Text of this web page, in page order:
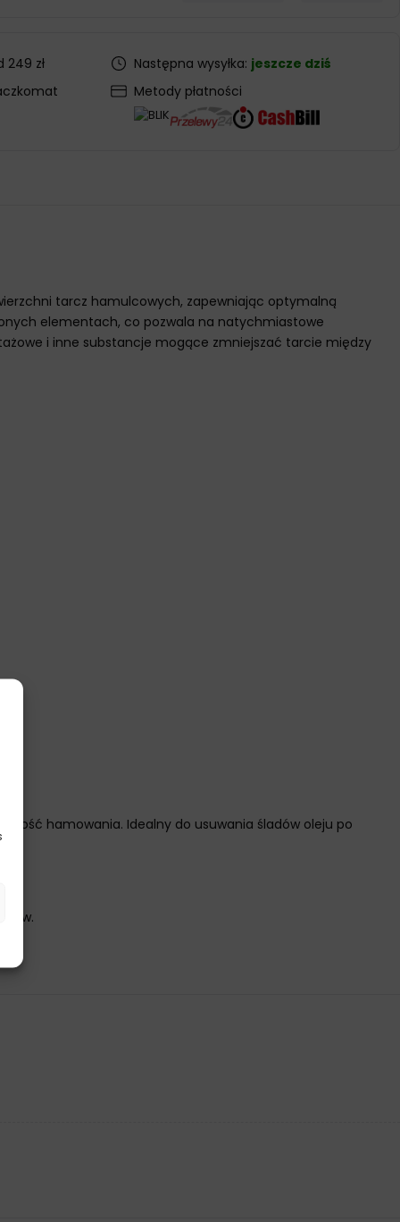
zł
Następna wysyłka: jeszcze dziś
Metody płatności
tarcz hamulcowych, zapewniając optymalną
elementach, co pozwala na natychmiastowe
i inne substancje mogące zmniejszać tarcie między
hamowania. Idealny do usuwania śladów oleju po